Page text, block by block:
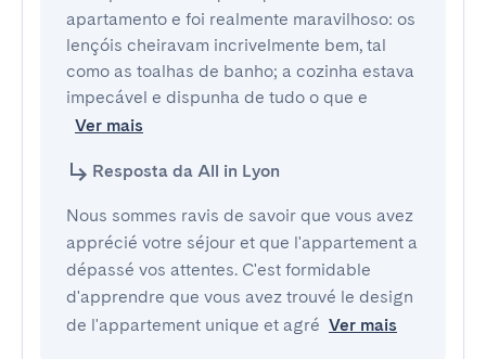
apartamento e foi realmente maravilhoso: os
lençóis cheiravam incrivelmente bem, tal
como as toalhas de banho; a cozinha estava
impecável e dispunha de tudo o que e
Ver mais
Resposta da All in Lyon
Nous sommes ravis de savoir que vous avez
apprécié votre séjour et que l'appartement a
dépassé vos attentes. C'est formidable
d'apprendre que vous avez trouvé le design
de l'appartement unique et agré Ver mais